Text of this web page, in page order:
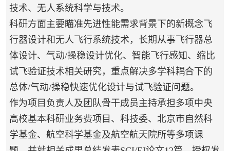
技术、无人系统科学与技术。
科研方面主要瞄准先进性能需求背景下的新概念飞
行器设计和无人飞行系统技术，长期从事飞行器总
体设计、气动/操稳设计优化、智能飞行感知、缩比
试飞验证技术相关研究，重点解决多学科耦合下的
总体/气动/操稳快速优化设计与试飞验证问题。
作为项目负责人及团队骨干成员主持承担多项中央
高校基本科研业务费项目、科技委、北京市自然科
学基金、航空科学基金及航空航天院所等多项课